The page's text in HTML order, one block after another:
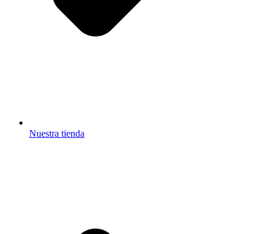
Nuestra tienda